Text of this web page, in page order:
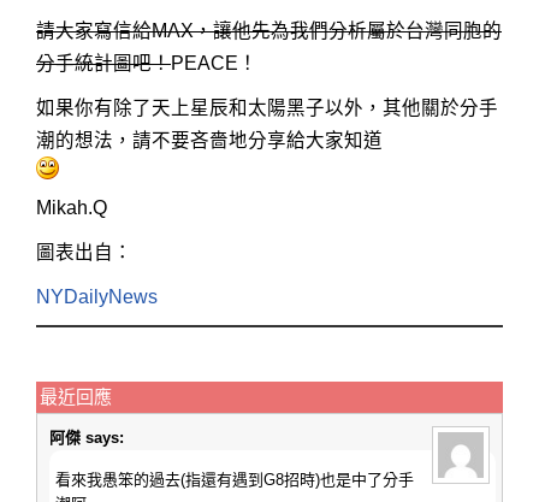
請大家寫信給MAX，讓他先為我們分析屬於台灣同胞的
分手統計圖吧！PEACE！
如果你有除了天上星辰和太陽黑子以外，其他關於分手
潮的想法，請不要吝嗇地分享給大家知道
Mikah.Q
圖表出自：
NYDailyNews
最近回應
阿傑 says:
看來我愚笨的過去(指還有遇到G8招時)也是中了分手